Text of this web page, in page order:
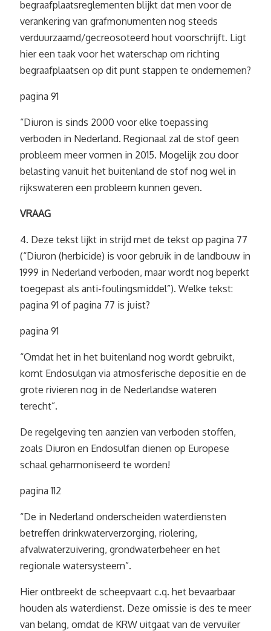
begraafplaatsreglementen blijkt dat men voor de
verankering van grafmonumenten nog steeds
verduurzaamd/gecreosoteerd hout voorschrijft. Ligt
hier een taak voor het waterschap om richting
begraafplaatsen op dit punt stappen te ondernemen?
pagina 91
“Diuron is sinds 2000 voor elke toepassing
verboden in Nederland. Regionaal zal de stof geen
probleem meer vormen in 2015. Mogelijk zou door
belasting vanuit het buitenland de stof nog wel in
rijkswateren een probleem kunnen geven.
VRAAG
4. Deze tekst lijkt in strijd met de tekst op pagina 77
(“Diuron (herbicide) is voor gebruik in de landbouw in
1999 in Nederland verboden, maar wordt nog beperkt
toegepast als anti-foulingsmiddel”). Welke tekst:
pagina 91 of pagina 77 is juist?
pagina 91
“Omdat het in het buitenland nog wordt gebruikt,
komt Endosulgan via atmosferische depositie en de
grote rivieren nog in de Nederlandse wateren
terecht”.
De regelgeving ten aanzien van verboden stoffen,
zoals Diuron en Endosulfan dienen op Europese
schaal geharmoniseerd te worden!
pagina 112
“De in Nederland onderscheiden waterdiensten
betreffen drinkwaterverzorging, riolering,
afvalwaterzuivering, grondwaterbeheer en het
regionale watersysteem”.
Hier ontbreekt de scheepvaart c.q. het bevaarbaar
houden als waterdienst. Deze omissie is des te meer
van belang, omdat de KRW uitgaat van de vervuiler